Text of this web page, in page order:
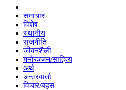
समाचार
विशेष
स्थानीय
राजनीति
जीवनशैली
मनोरञ्जन/साहित्य
अर्थ
अन्तरवार्ता
विचार/बहस